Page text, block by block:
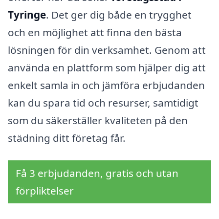
Tyringe. Det ger dig både en trygghet
och en möjlighet att finna den bästa
lösningen för din verksamhet. Genom att
använda en plattform som hjälper dig att
enkelt samla in och jämföra erbjudanden
kan du spara tid och resurser, samtidigt
som du säkerställer kvaliteten på den
städning ditt företag får.
Få 3 erbjudanden, gratis och utan
förpliktelser